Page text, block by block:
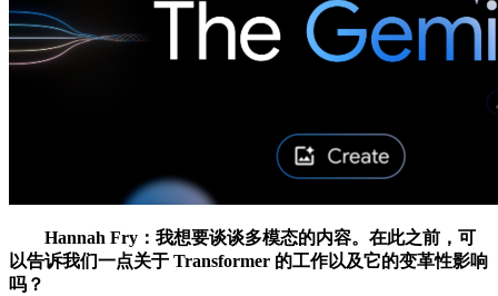
Hannah Fry：我想要谈谈多模态的内容。在此之前，可
以告诉我们一点关于 Transformer 的工作以及它的变革性影响
吗？